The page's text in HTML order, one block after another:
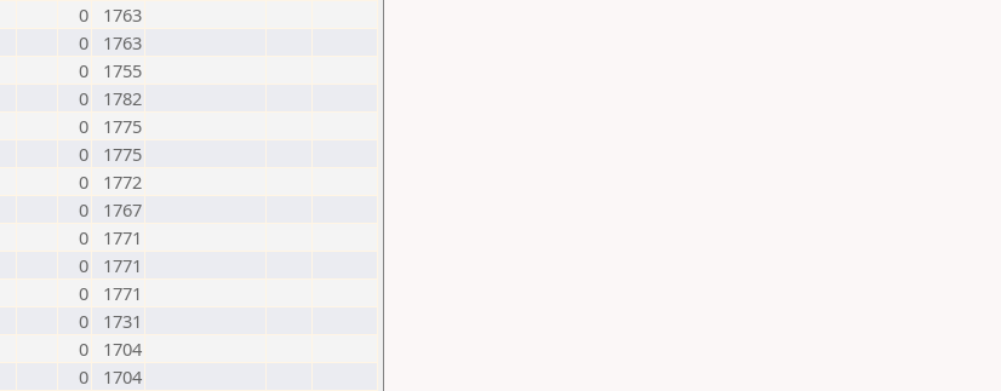
0
1763
0
1763
0
1755
0
1782
0
1775
0
1775
0
1772
0
1767
0
1771
0
1771
0
1771
0
1731
0
1704
0
1704